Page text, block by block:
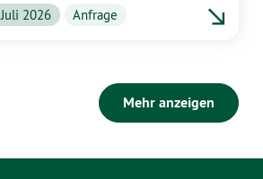
2026 Anfrage
Mehr anzeigen